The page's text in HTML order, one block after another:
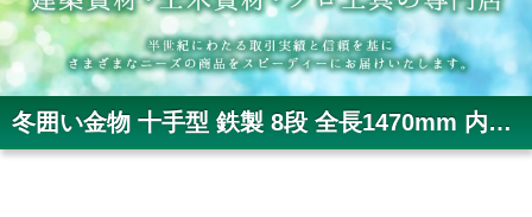
冬囲い金物 十手型 鉄製 8段 全長1470mm 内寸35mm雪囲い ブロンズ 熊対策・獣害対策